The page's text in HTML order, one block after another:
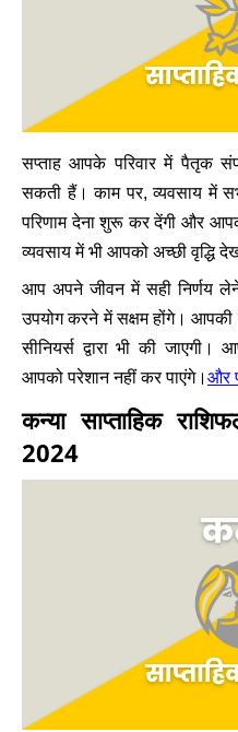
सप्ताह आपके परिवार में पैतृक
सकती हैं। काम पर, व्यवसाय में
परिणाम देना शुरू कर देंगी और
व्यवसाय में भी आपको अच्छी वृद्धि
आप अपने जीवन में सही निर्णय
उपयोग करने में सक्षम होंगे।आपकी
सीनियर्स द्वारा भी की
आपको परेशान नहीं कर पाएंगे। और
कन्या साप्ताहिक
2024